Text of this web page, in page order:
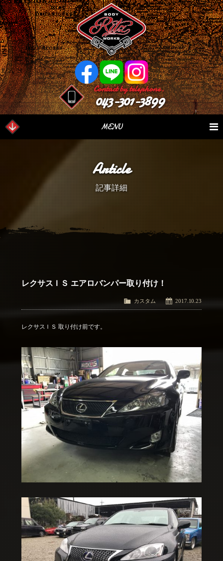
Contact by telephone.
043-301-3899
MENU
Our Serivce
Parts Sales 作業日誌
つぶやき
Article
記事詳細
レクサスＩＳ エアロバンパー取り付け！
2017.10.23
カスタム
レクサスＩＳ 取り付け前です。